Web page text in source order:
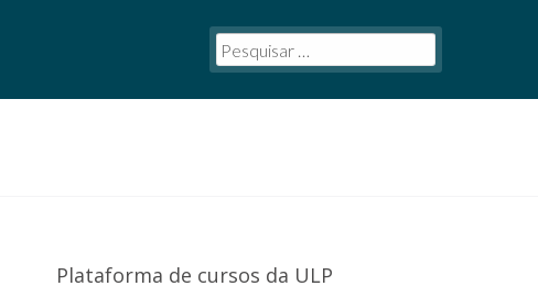
Plataforma de cursos da ULP